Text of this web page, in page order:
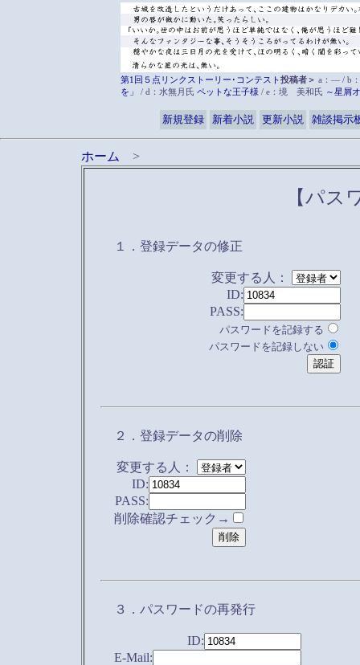
第1回５点リンクストーリー･コンテスト投稿者＞ a：― / b
を」
/ d：水無月氏 ペットな王子様 / e：境 美和氏 ～星屑
新規登録 新着小説 更新小説 雑談掲示
ホーム >
【パス
１．登録データの修正
変更する人：
ID:
PASS:
パスワードを記録する
パスワードを記録しない
２．登録データの削除
変更する人：
ID:
PASS:
削除確認チェック→
３．パスワードの再発行
ID:
E-Mail: